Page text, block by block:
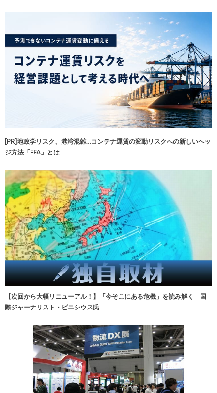
[PR]地政学リスク、港湾混雑…コンテナ運賃の変動リスクへの新しいヘッ
ジ方法「FFA」とは
【次回から大幅リニューアル！】「今そこにある危機」を読み解く 国
際ジャーナリスト・ビニシウス氏